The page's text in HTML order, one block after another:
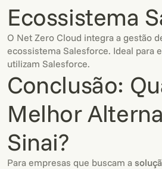
Ecossistema
O Net Zero Cloud integra a gestão
ecossistema Salesforce. Ideal para
utilizam Salesforce.
Conclusão:
Melhor
Sinai?
Para empresas que buscam a